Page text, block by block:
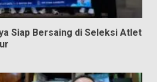
Siap Bersaing di Seleksi Atlet